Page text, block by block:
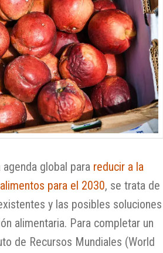
global para reducir a la
para el 2030, se trata de
y las posibles soluciones
alimentaria. Para completar un
de Recursos Mundiales (World